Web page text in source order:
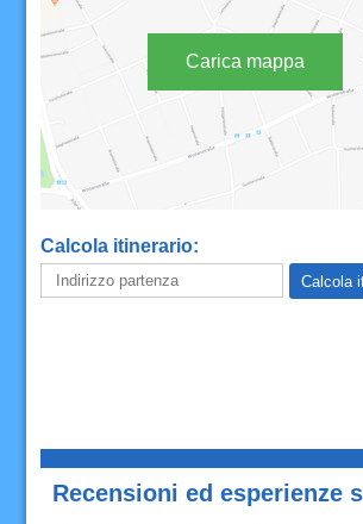
Carica mappa
Calcola itinerario:
Recensioni ed esperienze